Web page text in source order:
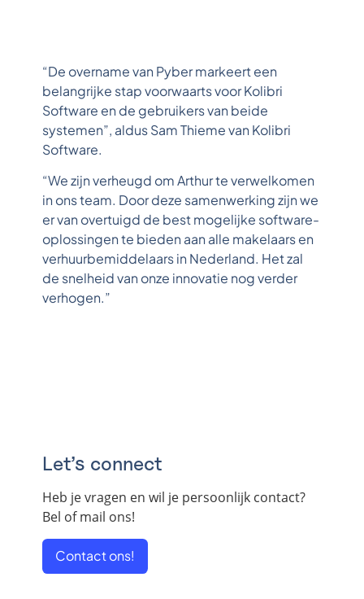
“De overname van Pyber markeert een
belangrijke stap voorwaarts voor Kolibri
Software en de gebruikers van beide
systemen”, aldus Sam Thieme van Kolibri
Software.
“We zijn verheugd om Arthur te verwelkomen
in ons team. Door deze samenwerking zijn we
er van overtuigd de best mogelijke software-
oplossingen te bieden aan alle makelaars en
verhuurbemiddelaars in Nederland. Het zal
de snelheid van onze innovatie nog verder
verhogen.”
Let’s connect
Heb je vragen en wil je persoonlijk contact?
Bel of mail ons!
Contact ons!